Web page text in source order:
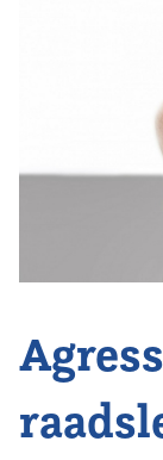
Kennis &
Vereniging
Contact